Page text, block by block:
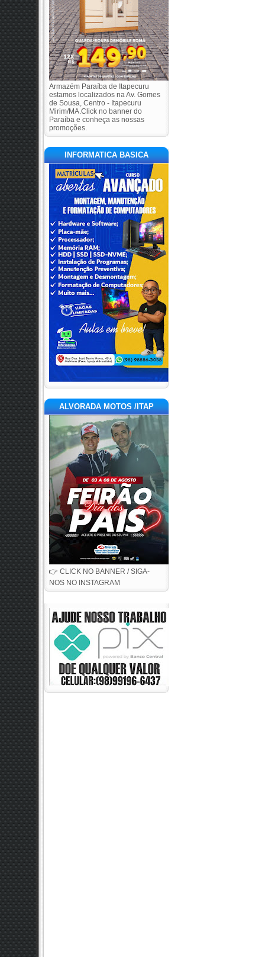
Armazém Paraíba de Itapecuru
estamos localizados na Av. Gomes
de Sousa, Centro - Itapecuru
Mirim/MA.Click no banner do
Paraíba e conheça as nossas
promoções.
INFORMATICA BASICA
ALVORADA MOTOS /ITAP
👉 CLICK NO BANNER / SIGA-
NOS NO INSTAGRAM